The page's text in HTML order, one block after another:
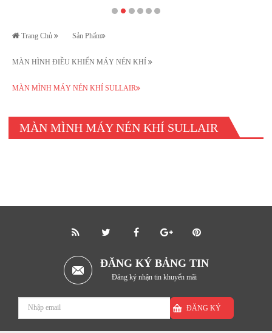
Trang Chủ Sản Phẩm
MÀN HÌNH ĐIỀU KHIỂN MÁY NÉN KHÍ
MÀN MÌNH MÁY NÉN KHÍ SULLAIR
MÀN MÌNH MÁY NÉN KHÍ SULLAIR
ĐĂNG KÝ BẢNG TIN
Đăng ký nhận tin khuyến mãi
ĐĂNG KÝ